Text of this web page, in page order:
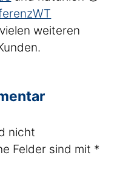
weiteren
nicht
Felder sind mit *